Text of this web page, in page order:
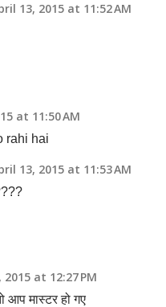
13, 2015 at 11:52 AM
at 11:50 AM
rahi hai
13, 2015 at 11:53 AM
at 12:27 PM
आप मास्टर हो गए